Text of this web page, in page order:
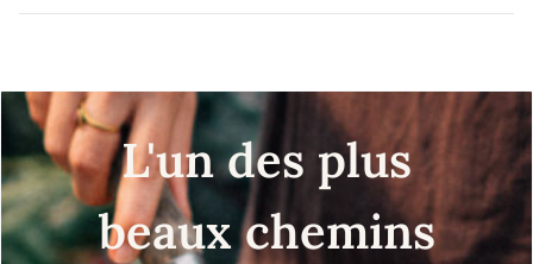
L'un des plus
beaux chemins